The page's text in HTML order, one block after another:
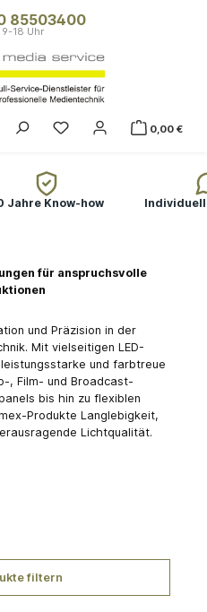
85503400
Du hast 0 Produkte auf
0,00 €
Jahre Know-how
für anspruchsvolle
und Präzision in der
Mit vielseitigen LED-
und farbtreue
, Film- und Broadcast-
bis hin zu flexiblen
Produkte Langlebigkeit,
Lichtqualität.
filtern